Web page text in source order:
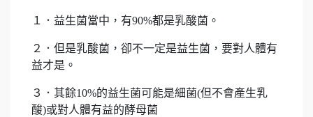
１．益生菌當中，有90%都是乳酸菌。
２．但是乳酸菌，卻不一定是益生菌，要對人體有
益才是。
３．其餘10%的益生菌可能是細菌(但不會產生乳
酸)或對人體有益的酵母菌